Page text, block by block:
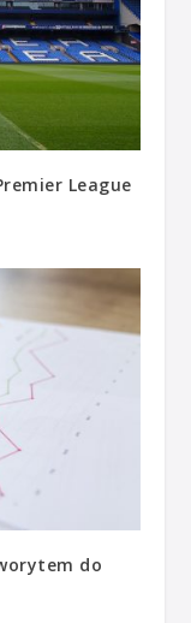
League
do